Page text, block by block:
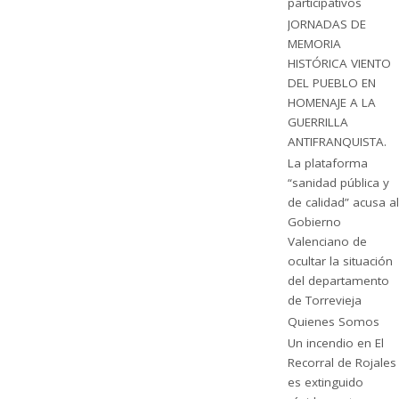
JORNADAS DE
MEMORIA
HISTÓRICA VIENTO
DEL PUEBLO EN
HOMENAJE A LA
GUERRILLA
ANTIFRANQUISTA.
La plataforma
“sanidad pública y
de calidad” acusa al
Gobierno
Valenciano de
ocultar la situación
del departamento
de Torrevieja
Quienes Somos
Un incendio en El
Recorral de Rojales
es extinguido